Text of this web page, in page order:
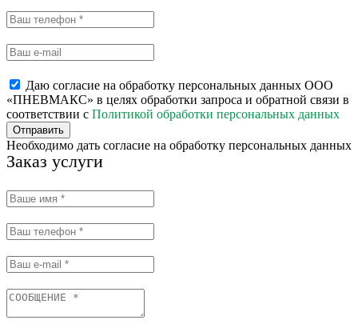
Даю согласие на обработку персональных данных ООО
«ПНЕВМАКС» в целях обработки запроса и обратной связи в
соответствии с Политикой обработки персональных данных
Отправить
Необходимо дать согласие на обработку персональных данных
Заказ услуги